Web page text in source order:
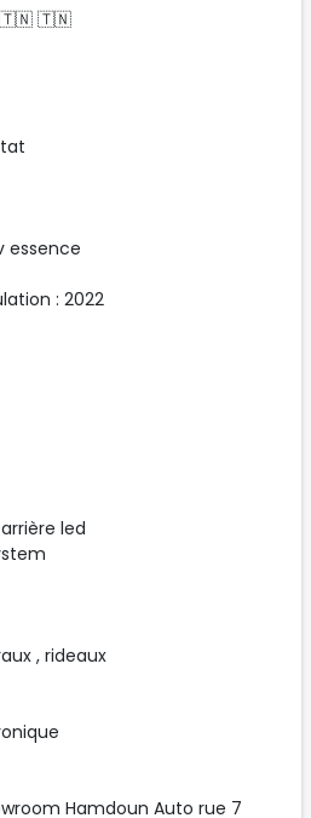
🇹🇳
essence
: 2022
led
, rideaux
Hamdoun Auto rue 7